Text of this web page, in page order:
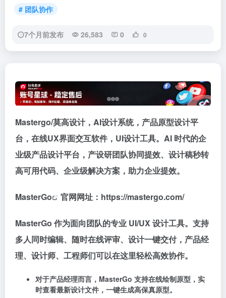
# 团队协作
7个月前发布 26,583 0 0
Mastergo/莫高设计，AI设计系统，产品原型设计平
台，在线UX界面交互软件，UI设计工具。AI 时代的企
业级产品设计平台，产设研团队协同提效、设计稿秒转
高可用代码、企业级解决方案，助力企业提效。
MasterGo 官网网址：https://mastergo.com/
MasterGo 作为面向团队的专业 UI/UX 设计工具。支持
多人同时编辑、随时在线评审、设计一键交付，产品经
理、设计师、工程师们可以在这里轻松高效协作。
对于产品经理而言，MasterGo 支持在线绘制原型，实
时查看最新设计文件，一键生成高保真原型。